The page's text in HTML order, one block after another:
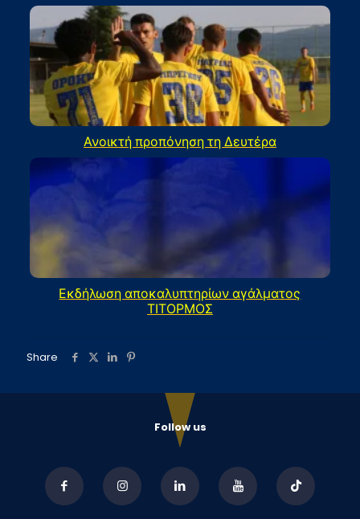
Ανοικτή προπόνηση τη Δευτέρα
Εκδήλωση αποκαλυπτηρίων αγάλματος
ΤΙΤΟΡΜΟΣ
Share
Follow us